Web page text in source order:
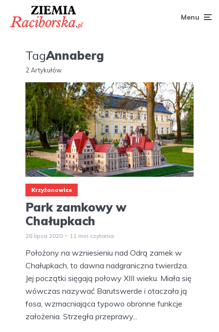
Menu
TagAnnaberg
2 Artykułów
Krzyżanowice
Park zamkowy w
Chałupkach
28 lipca 2020 11 min czytania
Położony na wzniesieniu nad Odrą zamek w
Chałupkach, to dawna nadgraniczna twierdza.
Jej początki sięgają połowy XIII wieku. Miała się
wówczas nazywać Barutswerde i otaczała ją
fosa, wzmacniająca typowo obronne funkcje
założenia. Strzegła przeprawy...